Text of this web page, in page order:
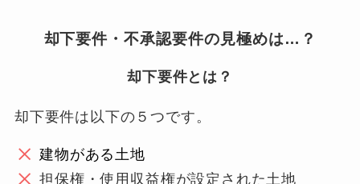
却下要件・不承認要件の見極めは…？
却下要件とは？
却下要件は以下の５つです。
建物がある土地
担保権・使用収益権が設定された土地